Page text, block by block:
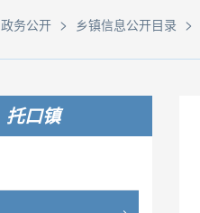
政务公开 > 乡镇信息公开目录 >
托口镇